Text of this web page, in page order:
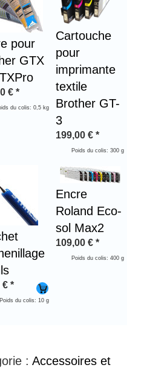
pour
GTX
€ *
du colis: 0,5 kg
Cartouche
pour
imprimante
textile
Brother GT-
3
199,00 € *
Poids du colis: 300 g
€ *
Poids du colis: 10 g
Encre
Roland Eco-
sol Max2
109,00 € *
Poids du colis: 400 g
:Accessoires et